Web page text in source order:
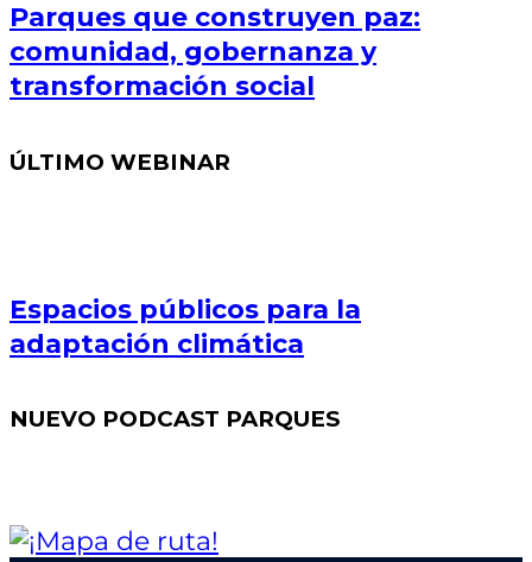
Parques que construyen paz:
comunidad, gobernanza y
transformación social
ÚLTIMO WEBINAR
Espacios públicos para la
adaptación climática
NUEVO PODCAST PARQUES